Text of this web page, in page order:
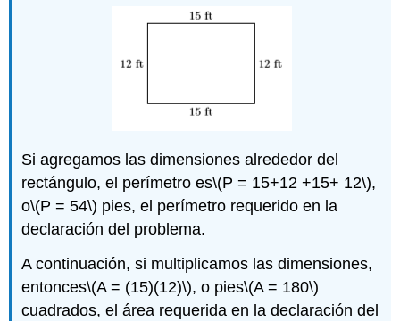
Si agregamos las dimensiones alrededor del
rectángulo, el perímetro es\(P = 15+12 +15+ 12\),
o\(P = 54\) pies, el perímetro requerido en la
declaración del problema.
A continuación, si multiplicamos las dimensiones,
entonces\(A = (15)(12)\), o pies\(A = 180\)
cuadrados, el área requerida en la declaración del